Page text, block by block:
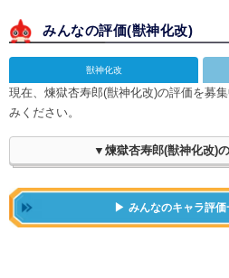
みんなの評価(獣神化改)
獣神化改
現在、煉獄杏寿郎(獣神化改)の評価を募
みください。
▼煉獄杏寿郎(獣神化改)
みんなのキャラ評価